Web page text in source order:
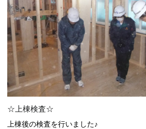
☆上棟検査☆
上棟後の検査を行いました♪